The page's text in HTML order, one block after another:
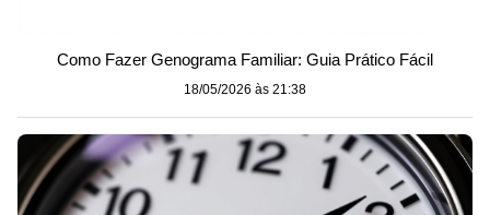
Como Fazer Genograma Familiar: Guia Prático Fácil
18/05/2026 às 21:38